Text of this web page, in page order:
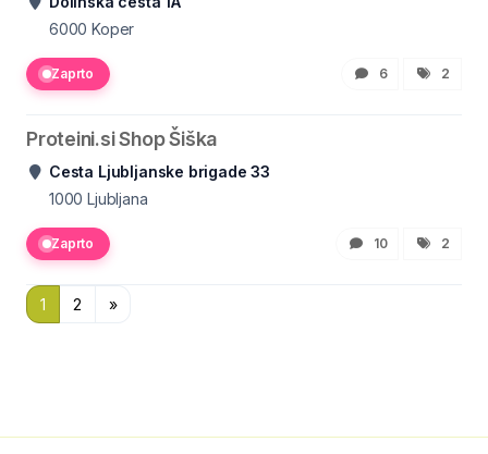
6000 Koper
Zaprto 6 2
Proteini.si Shop Šiška
Cesta Ljubljanske brigade 33
1000 Ljubljana
Zaprto 10 2
1 2 »